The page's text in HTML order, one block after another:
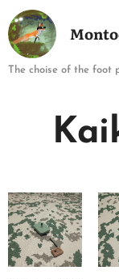
The choise of the foot